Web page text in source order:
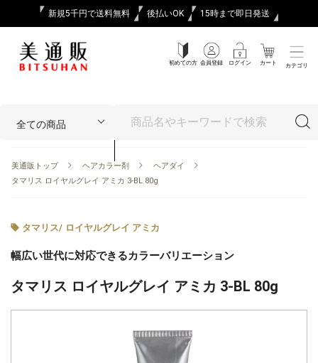
新規5千円で送料無料 後払いOK 15時まで即日発送
初めての方 会員登録 ログイン カート カテゴリ
美通販トップ ヘアカラー剤
ヘアダイ
タマリス ロイヤルグレイ アミカ 3-BL 80g
タマリス/ ロイヤルグレイ アミカ
幅広い世代に対応できるカラーバリエーション
タマリス ロイヤルグレイ アミカ 3-BL 80g